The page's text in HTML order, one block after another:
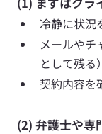
冷静に状況
メールやチ
として残る
契約内容を
(2) 弁護士や専